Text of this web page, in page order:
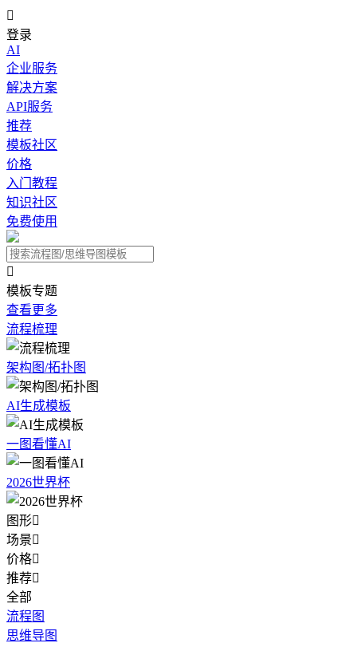

登录
AI
企业服务
解决方案
API服务
推荐
模板社区
价格
入门教程
知识社区
免费使用

模板专题
查看更多
流程梳理
架构图/拓扑图
AI生成模板
一图看懂AI
2026世界杯
图形
场景
价格
推荐
全部
流程图
思维导图